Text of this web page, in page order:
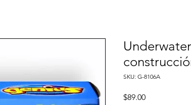
SKU: G-8106A
$89.00Precio